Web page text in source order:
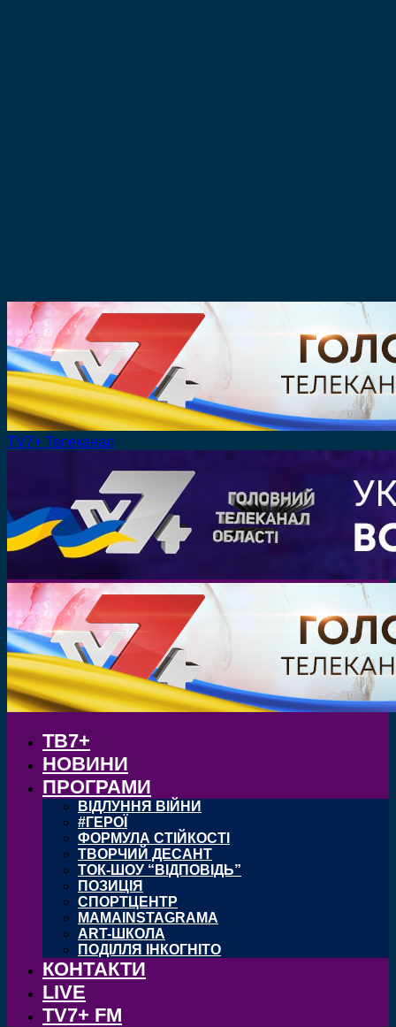
TV7+ Телеканал
ТВ7+
НОВИНИ
ПРОГРАМИ
ВІДЛУННЯ ВІЙНИ
#ГЕРОЇ
ФОРМУЛА СТІЙКОСТІ
ТВОРЧИЙ ДЕСАНТ
ТОК-ШОУ “ВІДПОВІДЬ”
ПОЗИЦІЯ
СПОРТЦЕНТР
MAMAINSTAGRAMA
ART-ШКОЛА
ПОДІЛЛЯ ІНКОГНІТО
КОНТАКТИ
LIVE
TV7+ FM